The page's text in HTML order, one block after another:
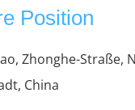
Position
Zhonghe-Straße,
China